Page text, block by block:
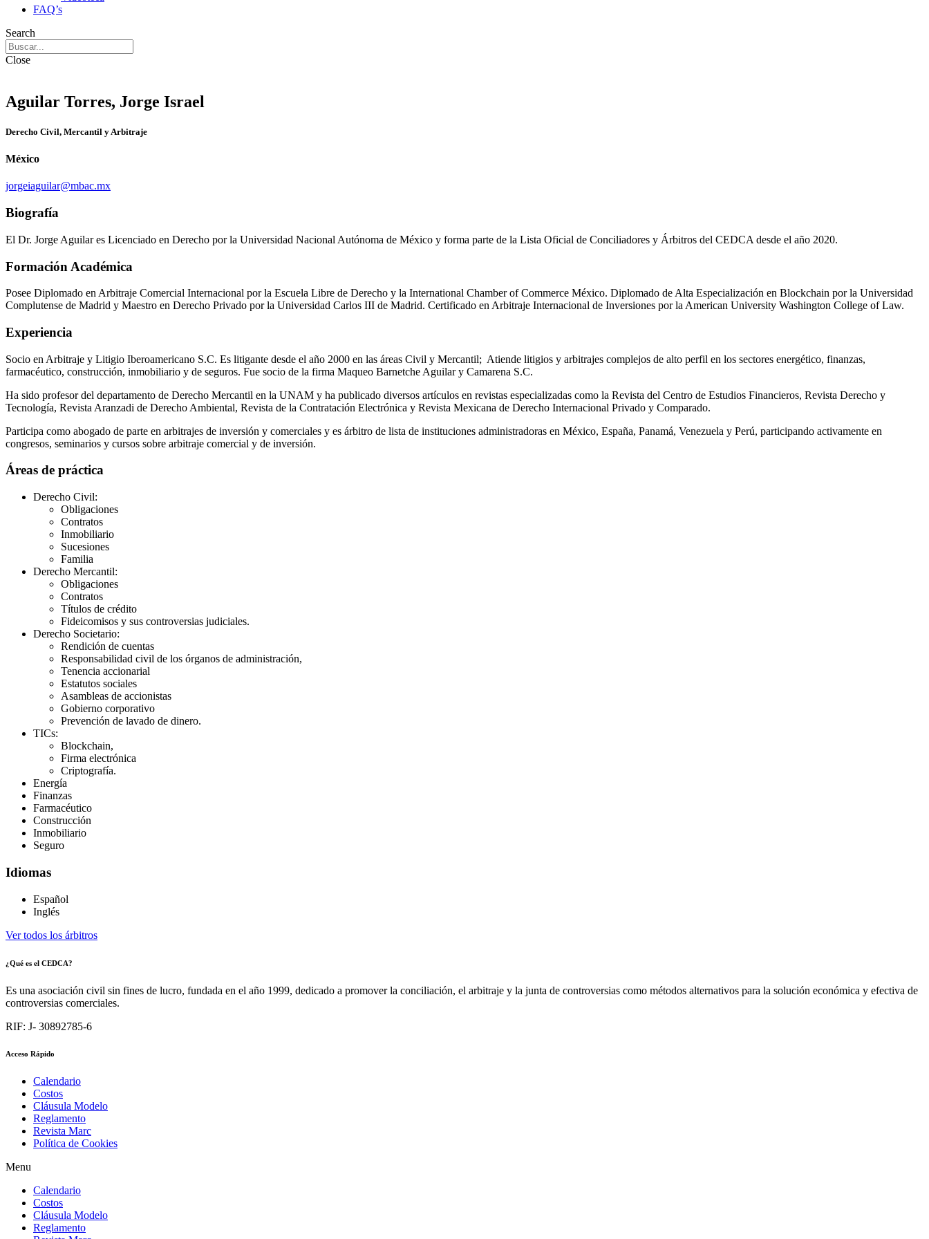
FAQ’s
Search
Close
Aguilar Torres, Jorge Israel
Derecho Civil, Mercantil y Arbitraje
México
jorgeiaguilar@mbac.mx
Biografía
El Dr. Jorge Aguilar es Licenciado en Derecho por la Universidad Nacional Autónoma de México y forma parte de la Lista Oficial de Conciliadores y Árbitros del CEDCA desde el año 2020.
Formación Académica
Posee Diplomado en Arbitraje Comercial Internacional por la Escuela Libre de Derecho y la International Chamber of Commerce México. Diplomado de Alta Especialización en Blockchain por la Universidad
Complutense de Madrid y Maestro en Derecho Privado por la Universidad Carlos III de Madrid. Certificado en Arbitraje Internacional de Inversiones por la American University Washington College of Law.
Experiencia
Socio en Arbitraje y Litigio Iberoamericano S.C. Es litigante desde el año 2000 en las áreas Civil y Mercantil; Atiende litigios y arbitrajes complejos de alto perfil en los sectores energético, finanzas,
farmacéutico, construcción, inmobiliario y de seguros. Fue socio de la firma Maqueo Barnetche Aguilar y Camarena S.C.
Ha sido profesor del departamento de Derecho Mercantil en la UNAM y ha publicado diversos artículos en revistas especializadas como la Revista del Centro de Estudios Financieros, Revista Derecho y
Tecnología, Revista Aranzadi de Derecho Ambiental, Revista de la Contratación Electrónica y Revista Mexicana de Derecho Internacional Privado y Comparado.
Participa como abogado de parte en arbitrajes de inversión y comerciales y es árbitro de lista de instituciones administradoras en México, España, Panamá, Venezuela y Perú, participando activamente en
congresos, seminarios y cursos sobre arbitraje comercial y de inversión.
Áreas de práctica
Derecho Civil:
Obligaciones
Contratos
Inmobiliario
Sucesiones
Familia
Derecho Mercantil:
Obligaciones
Contratos
Títulos de crédito
Fideicomisos y sus controversias judiciales.
Derecho Societario:
Rendición de cuentas
Responsabilidad civil de los órganos de administración,
Tenencia accionarial
Estatutos sociales
Asambleas de accionistas
Gobierno corporativo
Prevención de lavado de dinero.
TICs:
Blockchain,
Firma electrónica
Criptografía.
Energía
Finanzas
Farmacéutico
Construcción
Inmobiliario
Seguro
Idiomas
Español
Inglés
Ver todos los árbitros
¿Qué es el CEDCA?
Es una asociación civil sin fines de lucro, fundada en el año 1999, dedicado a promover la conciliación, el arbitraje y la junta de controversias como métodos alternativos para la solución económica y efectiva de
controversias comerciales.
RIF: J- 30892785-6
Acceso Rápido
Calendario
Costos
Cláusula Modelo
Reglamento
Revista Marc
Política de Cookies
Menu
Calendario
Costos
Cláusula Modelo
Reglamento